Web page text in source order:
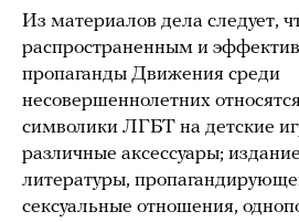
Из материалов дела следует,
распространенным и
пропаганды Движения среди
несовершеннолетних
символики ЛГБТ на детские
различные аксессуары;
литературы,
сексуальные отношения,